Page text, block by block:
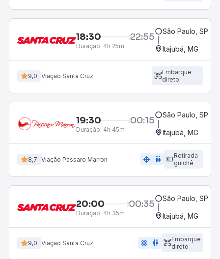
18:30 22:55
Duração: 4h 25m
São Paulo, SP -
Itajubá, MG
9,0 Viação Santa Cruz
Embarque
direto
19:30 00:15
Duração: 4h 45m
São Paulo, SP -
Itajubá, MG
8,7 Viação Pássaro Marron ac_unit wc
Retirada
guichê
20:00 00:35
Duração: 4h 35m
São Paulo, SP -
Itajubá, MG
9,0 Viação Santa Cruz ac_unit wc
Embarque
direto